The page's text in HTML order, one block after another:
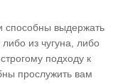
способны выдержать
из чугуна, либо
подходу к
прослужить вам